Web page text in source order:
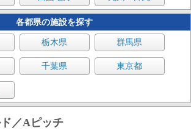
各都県の施設を探す
栃木県 群馬県
千葉県 東京都
／Aピッチ